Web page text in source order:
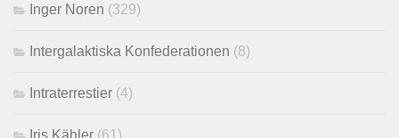
Inger Noren (329)
Intergalaktiska Konfederationen (8)
Intraterrestier (4)
Iris Kähler (61)